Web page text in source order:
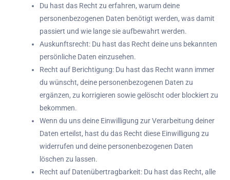
Du hast das Recht zu erfahren, warum deine
personenbezogenen Daten benötigt werden, was damit
passiert und wie lange sie aufbewahrt werden.
Auskunftsrecht: Du hast das Recht deine uns bekannten
persönliche Daten einzusehen.
Recht auf Berichtigung: Du hast das Recht wann immer
du wünscht, deine personenbezogenen Daten zu
ergänzen, zu korrigieren sowie gelöscht oder blockiert zu
bekommen.
Wenn du uns deine Einwilligung zur Verarbeitung deiner
Daten erteilst, hast du das Recht diese Einwilligung zu
widerrufen und deine personenbezogenen Daten
löschen zu lassen.
Recht auf Datenübertragbarkeit: Du hast das Recht, alle